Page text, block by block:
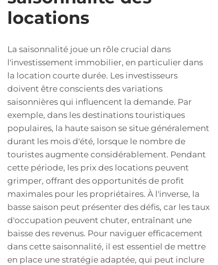
locations
La saisonnalité joue un rôle crucial dans
l'investissement immobilier, en particulier dans
la location courte durée. Les investisseurs
doivent être conscients des variations
saisonnières qui influencent la demande. Par
exemple, dans les destinations touristiques
populaires, la haute saison se situe généralement
durant les mois d'été, lorsque le nombre de
touristes augmente considérablement. Pendant
cette période, les prix des locations peuvent
grimper, offrant des opportunités de profit
maximales pour les propriétaires. À l'inverse, la
basse saison peut présenter des défis, car les taux
d'occupation peuvent chuter, entraînant une
baisse des revenus. Pour naviguer efficacement
dans cette saisonnalité, il est essentiel de mettre
en place une stratégie adaptée, qui peut inclure